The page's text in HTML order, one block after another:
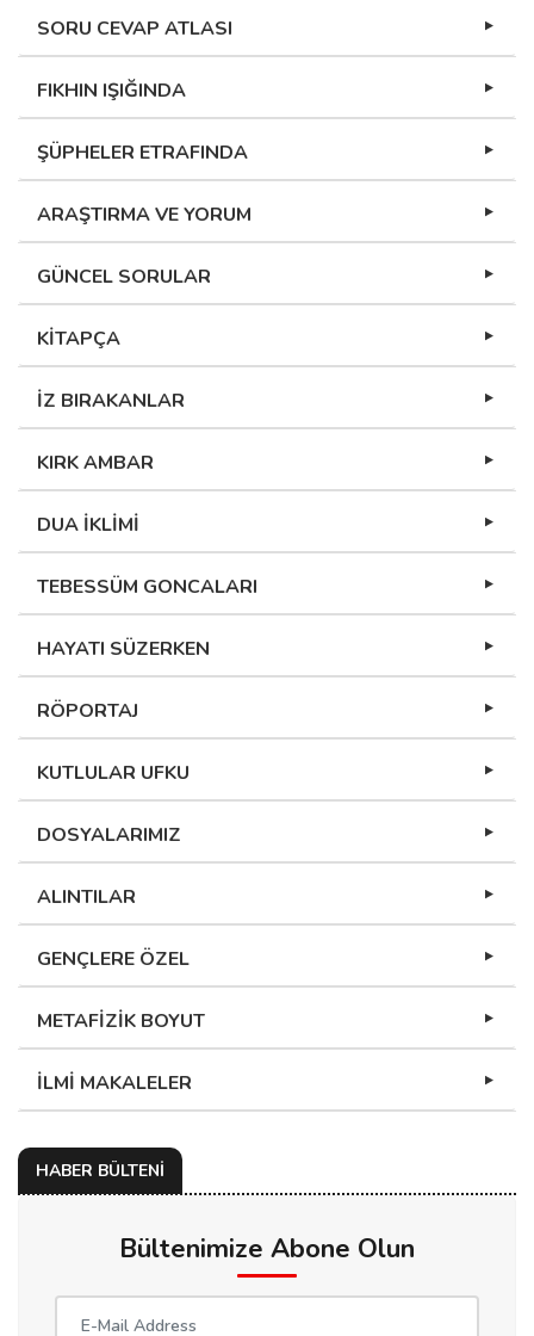
SORU CEVAP ATLASI
FIKHIN IŞIĞINDA
ŞÜPHELER ETRAFINDA
ARAŞTIRMA VE YORUM
GÜNCEL SORULAR
KİTAPÇA
İZ BIRAKANLAR
KIRK AMBAR
DUA İKLİMİ
TEBESSÜM GONCALARI
HAYATI SÜZERKEN
RÖPORTAJ
KUTLULAR UFKU
DOSYALARIMIZ
ALINTILAR
GENÇLERE ÖZEL
METAFİZİK BOYUT
İLMİ MAKALELER
HABER BÜLTENİ
Bültenimize Abone Olun